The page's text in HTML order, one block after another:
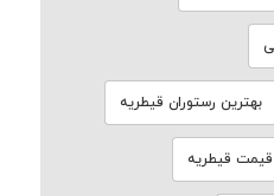
بهترین رستوران قیطریه
قیمت قیطریه